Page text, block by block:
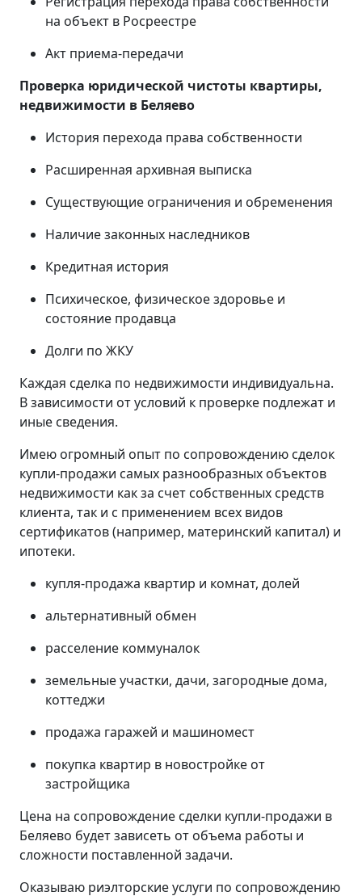
на объект в Росреестре
Акт приема-передачи
Проверка юридической чистоты квартиры,
недвижимости в Беляево
История перехода права собственности
Расширенная архивная выписка
Существующие ограничения и обременения
Наличие законных наследников
Кредитная история
Психическое, физическое здоровье и
состояние продавца
Долги по ЖКУ
Каждая сделка по недвижимости индивидуальна.
В зависимости от условий к проверке подлежат и
иные сведения.
Имею огромный опыт по сопровождению сделок
купли-продажи самых разнообразных объектов
недвижимости как за счет собственных средств
клиента, так и с применением всех видов
сертификатов (например, материнский капитал) и
ипотеки.
купля-продажа квартир и комнат, долей
альтернативный обмен
расселение коммуналок
земельные участки, дачи, загородные дома,
коттеджи
продажа гаражей и машиномест
покупка квартир в новостройке от
застройщика
Цена на сопровождение сделки купли-продажи в
Беляево будет зависеть от объема работы и
сложности поставленной задачи.
Оказываю риэлторские услуги по сопровождению